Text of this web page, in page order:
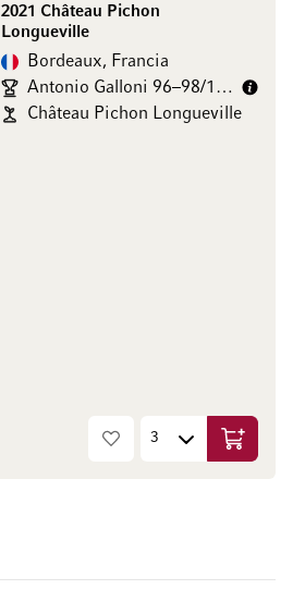
2021 Château Pichon
Longueville
Bordeaux, Francia
Antonio Galloni 96–98/100
Château Pichon Longueville